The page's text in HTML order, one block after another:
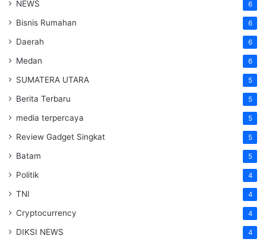
NEWS 6
Bisnis Rumahan 6
Daerah 6
Medan 6
SUMATERA UTARA 5
Berita Terbaru 5
media terpercaya 5
Review Gadget Singkat 5
Batam 5
Politik 4
TNI 4
Cryptocurrency 4
DIKSI NEWS 4